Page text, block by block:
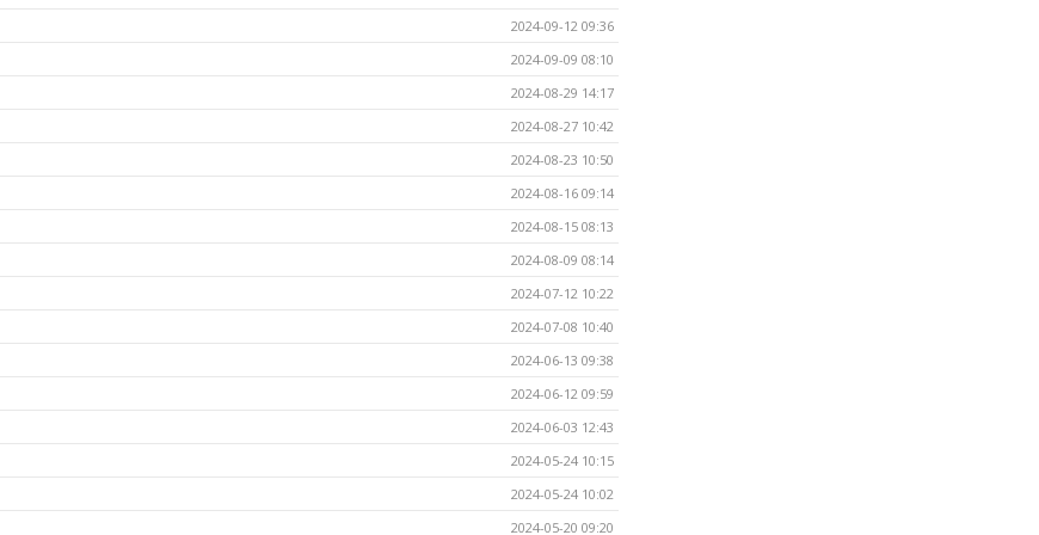
2024-09-12 09:36
2024-09-09 08:10
2024-08-29 14:17
2024-08-27 10:42
2024-08-23 10:50
2024-08-16 09:14
2024-08-15 08:13
2024-08-09 08:14
2024-07-12 10:22
2024-07-08 10:40
2024-06-13 09:38
2024-06-12 09:59
2024-06-03 12:43
2024-05-24 10:15
2024-05-24 10:02
2024-05-20 09:20